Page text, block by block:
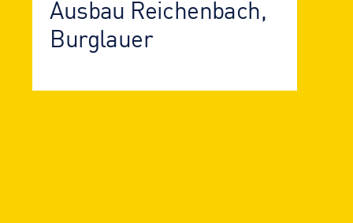
Ausbau Reichenbach,
Burglauer